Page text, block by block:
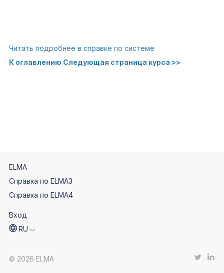
Читать подробнее в справке по системе
К оглавлению Следующая страница курса >>
ELMA
Справка по ELMA3
Справка по ELMA4
Вход
RU
© 2026 ELMA